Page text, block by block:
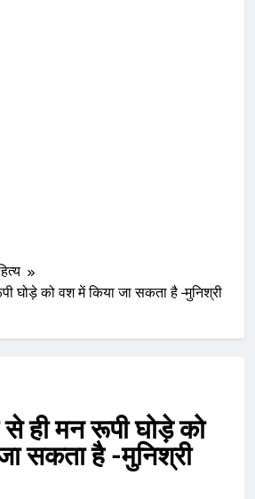
घोड़े को वश में किया जा सकता है -मुनिश्री
से ही मन रूपी घोड़े को
सकता है -मुनिश्री